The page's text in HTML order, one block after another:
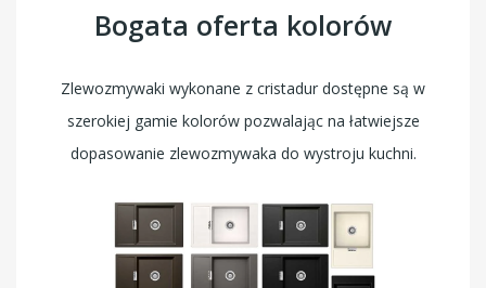
Bogata oferta kolorów
Zlewozmywaki wykonane z cristadur dostępne są w
szerokiej gamie kolorów pozwalając na łatwiejsze
dopasowanie zlewozmywaka do wystroju kuchni.